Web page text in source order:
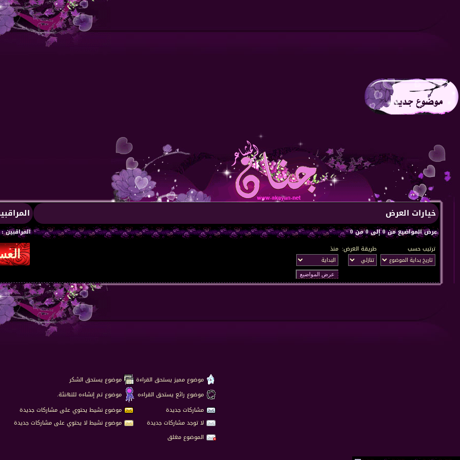
خيارات العرض
عرض المواضيع من 0 إلى 0 من 0
المراقبين : 1
ترتيب حسب
طريقة العرض: منذ
موضوع مميز يستحق القراءة
موضوع يستحق الشكر
موضوع رائع يستحق القراءه
موضوع تم إنشاءه للتهنئة.
مشاركات جديدة
موضوع نشيط يحتوي على مشاركات جديدة
لا توجد مشاركات جديدة
موضوع نشيط لا يحتوي على مشاركات جديدة
الموضوع مغلق